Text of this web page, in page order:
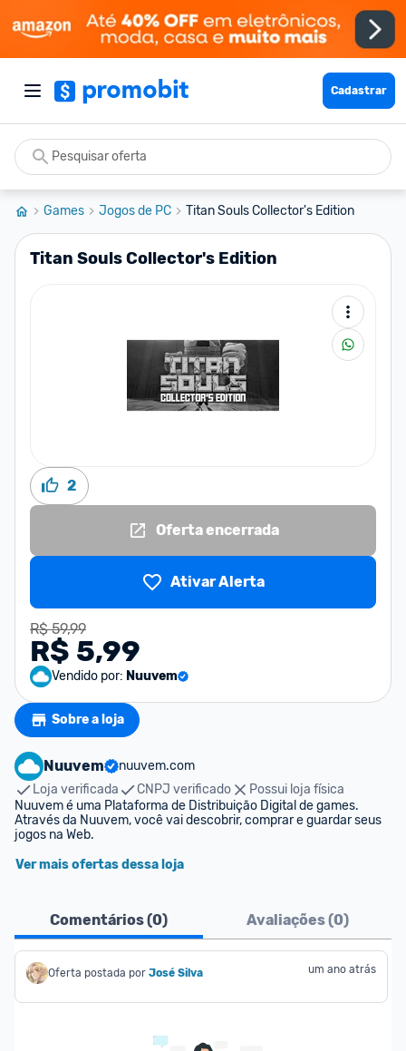
Cadastrar
Games Jogos de PC Titan Souls Collector's Edition
Titan Souls Collector's Edition
2
Oferta encerrada
Ativar Alerta
R$ 59,99
R$ 5,99
Vendido por: Nuuvem
Sobre a loja
Nuuvem
nuuvem.com
Loja verificada
CNPJ verificado
Possui loja física
Nuuvem é uma Plataforma de Distribuição Digital de games.
Através da Nuuvem, você vai descobrir, comprar e guardar seus
jogos na Web.
Ver mais ofertas dessa loja
Comentários (0) Avaliações (0)
Oferta postada por José Silva um ano atrás